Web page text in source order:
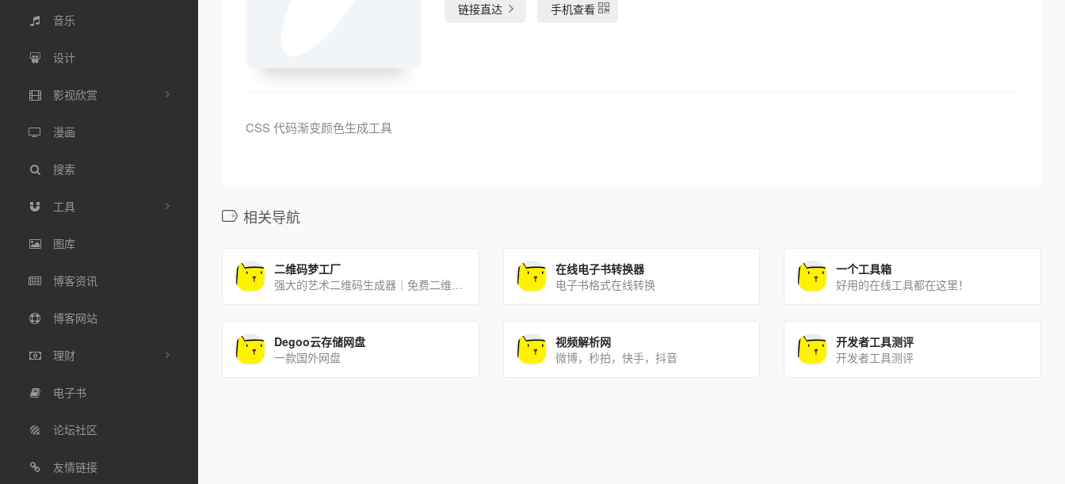
音乐
设计
影视欣赏
漫画
搜索
工具
图库
博客资讯
博客网站
理财
电子书
论坛社区
友情链接
链接直达 手机查看
CSS 代码渐变颜色生成工具
相关导航
二维码梦工厂
强大的艺术二维码生成器｜免费二维码工具｜免费模版
在线电子书转换器
电子书格式在线转换
一个工具箱
好用的在线工具都在这里！
Degoo云存储网盘
一款国外网盘
视频解析网
微博，秒拍，快手，抖音
开发者工具测评
开发者工具测评